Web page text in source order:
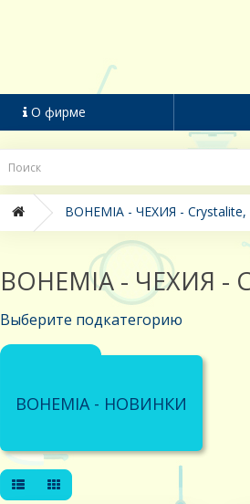
О фирме
BOHEMIA - ЧЕХИЯ - Crystalite,
BOHEMIA - ЧЕХИЯ -
Выберите подкатегорию
BOHEMIA - НОВИНКИ